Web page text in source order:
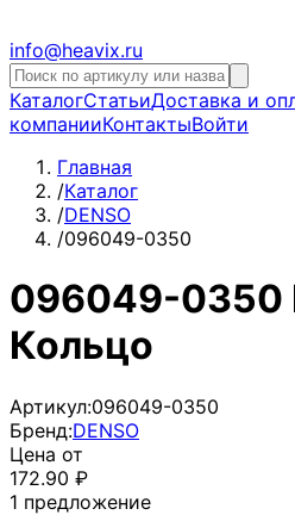
info@heavix.ru
КаталогСтатьиДоставка и
компанииКонтактыВойти
Главная
/Каталог
/DENSO
/096049-0350
096049-0350
Кольцо
Артикул:096049-0350
Бренд:DENSO
Цена от
172.90 ₽
1 предложение